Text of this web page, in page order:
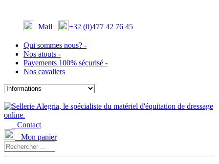
Mail +32 (0)477 42 76 45
Qui sommes nous? -
Nos atouts -
Payements 100% sécurisé -
Nos cavaliers
Contact
Mon panier